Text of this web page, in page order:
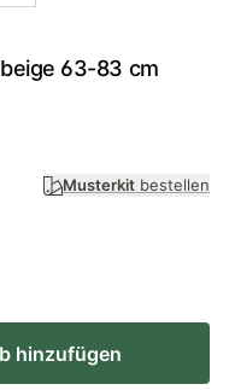
63-83 cm
Musterkit bestellen
hinzufügen